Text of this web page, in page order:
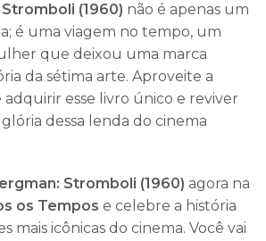
(1960) não é apenas um
é uma viagem no tempo, um
que deixou uma marca
da sétima arte. Aproveite a
esse livro único e reviver
dessa lenda do cinema
Stromboli (1960) agora na
os Tempos e celebre a história
mais icônicas do cinema. Você vai